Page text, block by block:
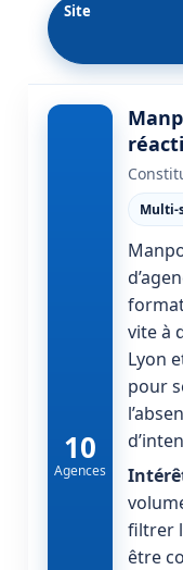
Site
10
Agences
Multi-
vite à
Lyon
pour
filtrer
être